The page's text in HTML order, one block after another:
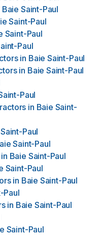
Baie Saint-Paul
Saint-Paul
Saint-Paul
Paul
in Baie Saint-Paul
in Baie Saint-Paul
Paul
in Baie Saint-
Paul
Saint-Paul
in Baie Saint-Paul
Saint-Paul
in Baie Saint-Paul
Paul
in Baie Saint-Paul
Saint-Paul